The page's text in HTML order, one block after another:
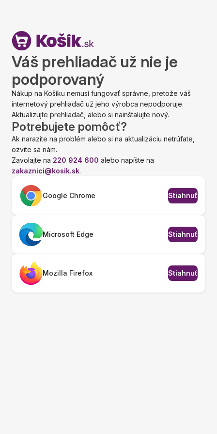
Váš prehliadač už nie je
podporovaný
Nákup na Košíku nemusí fungovať správne, pretože váš
internetový prehliadač už jeho výrobca nepodporuje.
Aktualizujte prehliadač, alebo si nainštalujte nový.
Potrebujete pomôcť?
Ak narazíte na problém alebo si na aktualizáciu netrúfate,
ozvite sa nám.
Zavolajte na 220 924 600 alebo napíšte na
zakaznici@kosik.sk.
Google Chrome Stiahnuť
Microsoft Edge Stiahnuť
Mozilla Firefox Stiahnuť